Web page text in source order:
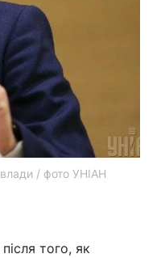
/ фото УНІАН
того, як